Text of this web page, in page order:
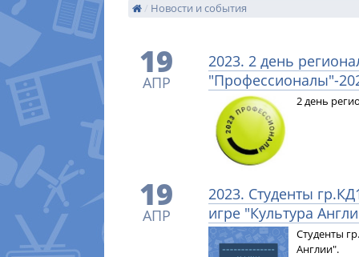
/ Новости и события
19
АПР
2023. 2 день
"Профессионалы"-
2 день
19
АПР
2023. Студенты
игре "Культура
Студенты
Англии".